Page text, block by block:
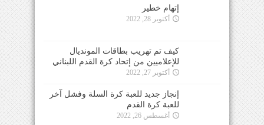
إتهام خطير
أكتوبر 28, 2022
كيف تم تهريب بطاقات المونديال
للإعلاميين من إتحاد كرة القدم اللبناني
أكتوبر 27, 2022
إنجاز جديد للعبة كرة السلة وفشل آخر
للعبة كرة القدم
أغسطس 26, 2022